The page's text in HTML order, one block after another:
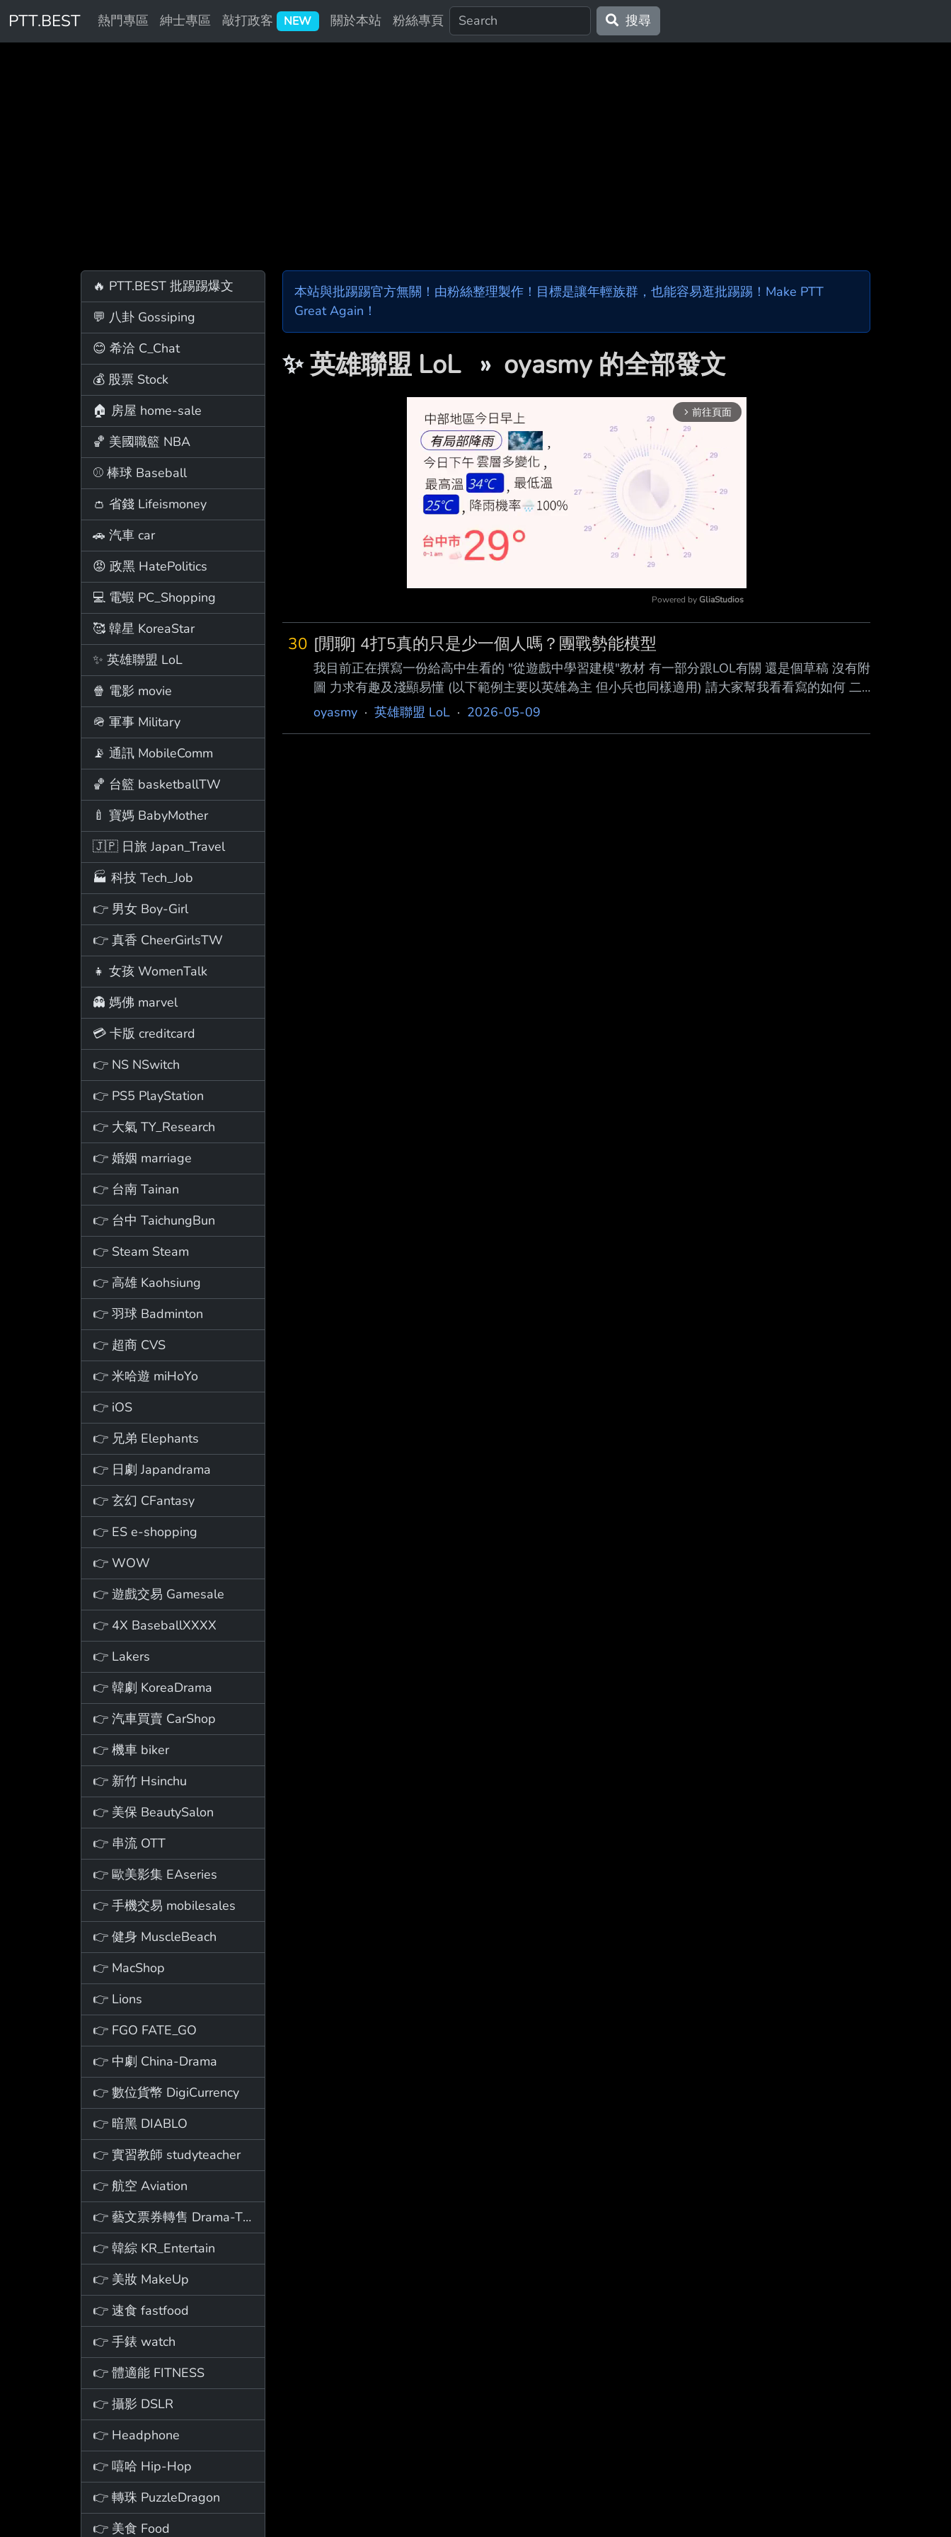
PTT.BEST 熱門專區 紳士專區 敲打政客 NEW 關於本站 粉絲專頁 搜尋
🔥 PTT.BEST 批踢踢爆文
💬 八卦 Gossiping
😊 希洽 C_Chat
💰 股票 Stock
🏠 房屋 home-sale
🏀 美國職籃 NBA
⚾ 棒球 Baseball
👛 省錢 Lifeismoney
🚗 汽車 car
😡 政黑 HatePolitics
💻 電蝦 PC_Shopping
🥰 韓星 KoreaStar
✨ 英雄聯盟 LoL
🍿 電影 movie
🪖 軍事 Military
📡 通訊 MobileComm
🏀 台籃 basketballTW
🍼 寶媽 BabyMother
🇯🇵 日旅 Japan_Travel
🏭 科技 Tech_Job
👉 男女 Boy-Girl
👉 真香 CheerGirlsTW
👧 女孩 WomenTalk
👻 媽佛 marvel
💳 卡版 creditcard
👉 NS NSwitch
👉 PS5 PlayStation
👉 大氣 TY_Research
👉 婚姻 marriage
👉 台南 Tainan
👉 台中 TaichungBun
👉 Steam Steam
👉 高雄 Kaohsiung
👉 羽球 Badminton
👉 超商 CVS
👉 米哈遊 miHoYo
👉 iOS
👉 兄弟 Elephants
👉 日劇 Japandrama
👉 玄幻 CFantasy
👉 ES e-shopping
👉 WOW
👉 遊戲交易 Gamesale
👉 4X BaseballXXXX
👉 Lakers
👉 韓劇 KoreaDrama
👉 汽車買賣 CarShop
👉 機車 biker
👉 新竹 Hsinchu
👉 美保 BeautySalon
👉 串流 OTT
👉 歐美影集 EAseries
👉 手機交易 mobilesales
👉 健身 MuscleBeach
👉 MacShop
👉 Lions
👉 FGO FATE_GO
👉 中劇 China-Drama
👉 數位貨幣 DigiCurrency
👉 暗黑 DIABLO
👉 實習教師 studyteacher
👉 航空 Aviation
👉 藝文票券轉售 Drama-Ticket
👉 韓綜 KR_Entertain
👉 美妝 MakeUp
👉 速食 fastfood
👉 手錶 watch
👉 體適能 FITNESS
👉 攝影 DSLR
👉 Headphone
👉 嘻哈 Hip-Hop
👉 轉珠 PuzzleDragon
👉 美食 Food
本站與批踢踢官方無關！由粉絲整理製作！目標是讓年輕族群，也能容易逛批踢踢！Make PTT
Great Again！
✨英雄聯盟 LoL » oyasmy 的全部發文
arrow_forward_ios 前往頁面
Powered by GliaStudios
30 [閒聊] 4打5真的只是少一個人嗎？團戰勢能模型
我目前正在撰寫一份給高中生看的 "從遊戲中學習建模"教材 有一部分跟LOL有關 還是個草稿 沒有附
圖 力求有趣及淺顯易懂 (以下範例主要以英雄為主 但小兵也同樣適用) 請大家幫我看看寫的如何 二
股戰鬥勢力交戰 假設藍方對紫方的單體DPS是Ab 紫方對藍方的單體DPS是Av 藍方的單體生命值為
oyasmy · 英雄聯盟 LoL · 2026-05-09